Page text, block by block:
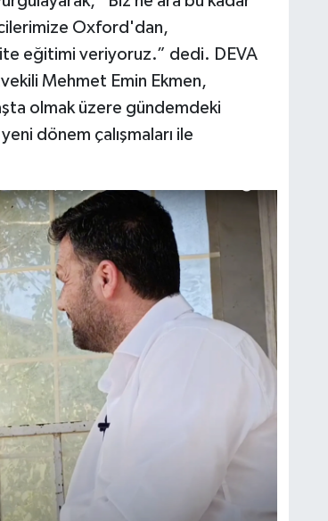
Oxford'dan,
eğitimi veriyoruz.” dedi. DEVA
Mehmet Emin Ekmen,
olmak üzere gündemdeki
dönem çalışmaları ile